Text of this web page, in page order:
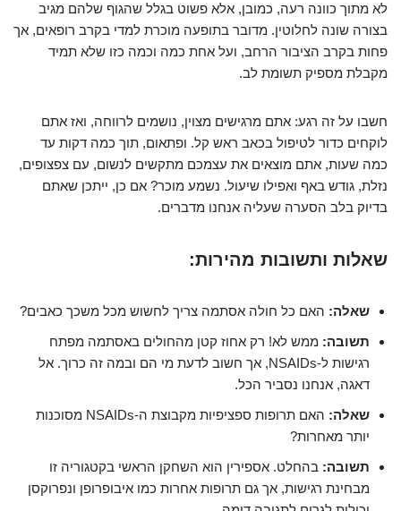
לא מתוך כוונה רעה, כמובן, אלא פשוט בגלל שהגוף שלהם מגיב
בצורה שונה לחלוטין. מדובר בתופעה מוכרת למדי בקרב רופאים, אך
פחות בקרב הציבור הרחב, ועל אחת כמה וכמה כזו שלא תמיד
מקבלת מספיק תשומת לב.
חשבו על זה רגע: אתם מרגישים מצוין, נושמים לרווחה, ואז אתם
לוקחים כדור לטיפול בכאב ראש קל. ופתאום, תוך כמה דקות עד
כמה שעות, אתם מוצאים את עצמכם מתקשים לנשום, עם צפצופים,
נזלת, גודש באף ואפילו שיעול. נשמע מוכר? אם כן, ייתכן שאתם
בדיוק בלב הסערה שעליה אנחנו מדברים.
שאלות ותשובות מהירות:
שאלה: האם כל חולה אסתמה צריך לחשוש מכל משכך כאבים?
תשובה: ממש לא! רק אחוז קטן מהחולים באסתמה מפתח
רגישות ל-NSAIDs, אך חשוב לדעת מי הם ובמה זה כרוך. אל
דאגה, אנחנו נסביר הכל.
שאלה:
האם תרופות ספציפיות מקבוצת ה-NSAIDs מסוכנות
יותר מאחרות?
תשובה: בהחלט. אספירין הוא השחקן הראשי בקטגוריה זו
מבחינת רגישות, אך גם תרופות אחרות כמו איבופרופן ונפרוקסן